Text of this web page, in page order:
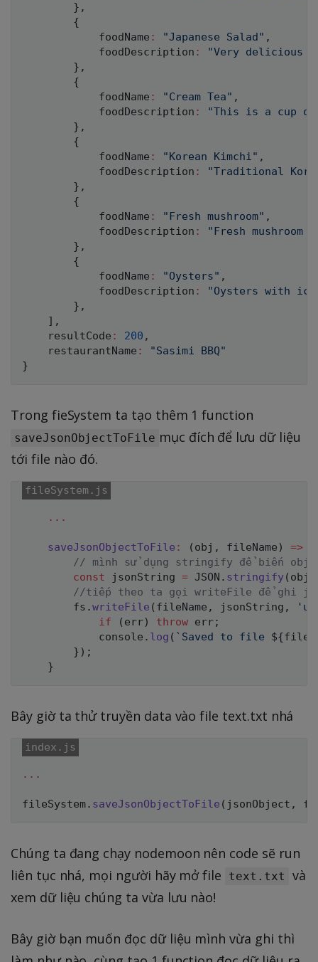
} ,
{
            foodName
: "Japanese Salad" ,
            foodDescription
:
"Very delicious
} ,
{
            foodName
: "Cream Tea" ,
            foodDescription
:
"This is a cup
} ,
{
            foodName
: "Korean Kimchi" ,
            foodDescription
:
"Traditional
} ,
{
            foodName
: "Fresh mushroom" ,
            foodDescription
:
"Fresh mushroom
} ,
{
            foodName
: "Oysters" ,
            foodDescription
:
"Oysters with
} ,
] ,
    resultCode
: 200 ,
    restaurantName
:
"Sasimi BBQ"
}
Trong fieSystem ta tạo thêm 1 function
saveJsonObjectToFile mục đích để lưu dữ liệu
tới file nào đó.
...
saveJsonObjectToFile : ( obj , fileName ) =>
// mình sử dụng stringify để biến
const jsonString = JSON . stringify ( obj
//tiếp theo ta gọi writeFile để ghi
        fs
.writeFile ( fileName , jsonString ,
if
( err) throw err;
            console
. log ( ` Saved to file ${
} ) ;
}
Bây giờ ta thử truyền data vào file text.txt nhá
...
fileSystem. saveJsonObjectToFile ( jsonObject ,
Chúng ta đang chạy nodemoon nên code sẽ run
liên tục nhá, mọi người hãy mở file
text.txt
và
xem dữ liệu chúng ta vừa lưu nào!
Bây giờ bạn muốn đọc dữ liệu mình vừa ghi thì